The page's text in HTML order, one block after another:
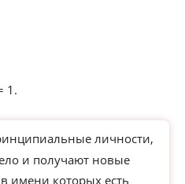
1.
личности,
и получают новые
имени которых есть